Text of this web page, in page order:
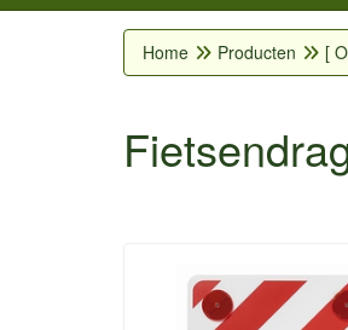
Home Producten [